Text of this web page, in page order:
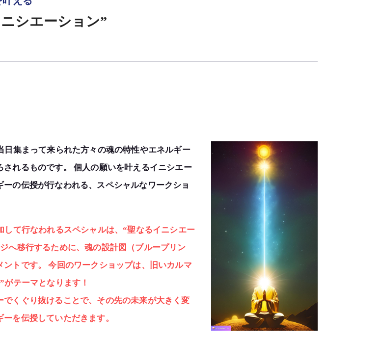
シエーション”
集まって来られた方々の魂の特性やエネルギー
れるものです。 個人の願いを叶えるイニシエー
の伝授が行なわれる、スペシャルなワークショ
て行なわれるスペシャルは、“聖なるイニシエー
へ移行するために、魂の設計図（ブループリン
トです。 今回のワークショップは、旧いカルマ
テーマとなります！
くぐり抜けることで、その先の未来が大きく変
を伝授していただきます。